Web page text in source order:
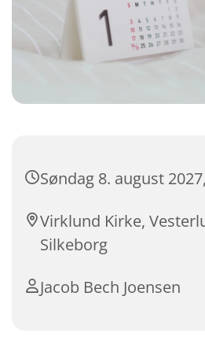
Søndag 8. august
Virklund Kirke,
Silkeborg
Jacob Bech Joensen